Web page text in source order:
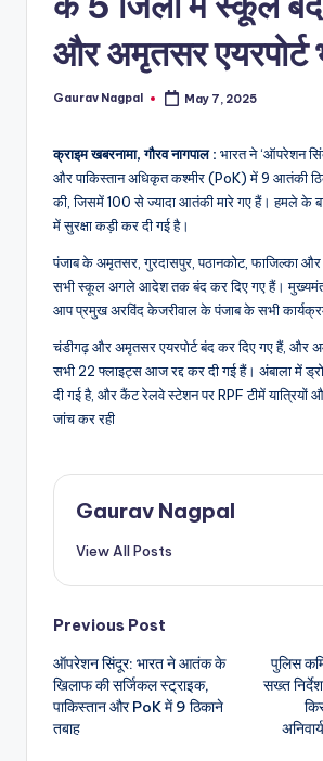
m
और अमृतसर एयरपोर्ट
Posted
Gaurav Nagpal May 7, 2025
क्राइम खबरनामा, गौरव नागपाल : भारत ने ‘ऑपरेशन
और पाकिस्तान अधिकृत कश्मीर (PoK) में 9 आतंकी
की, जिसमें 100 से ज्यादा आतंकी मारे गए हैं। हमले के
में सुरक्षा कड़ी कर दी गई है।
पंजाब के अमृतसर, गुरदासपुर, पठानकोट, फाजिल्का और
सभी स्कूल अगले आदेश तक बंद कर दिए गए हैं।
आप प्रमुख अरविंद केजरीवाल के पंजाब के सभी
चंडीगढ़ और अमृतसर एयरपोर्ट बंद कर दिए गए हैं, और
सभी 22 फ्लाइट्स आज रद्द कर दी गई हैं। अंबाला में
दी गई है, और कैंट रेलवे स्टेशन पर RPF टीमें यात्रियों
जांच कर रही
Gaurav Nagpal
View All Posts
Post
navigation
Previous Post
ऑपरेशन सिंदूर: भारत ने आतंक के
खिलाफ की सर्जिकल स्ट्राइक,
पाकिस्तान और PoK में 9 ठिकाने
तबाह
पुलिस
सख्त